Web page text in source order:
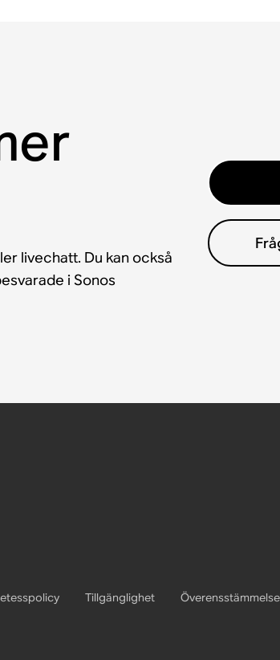
livechatt. Du kan också
i Sonos
Tillgänglighet Överensstämmelse